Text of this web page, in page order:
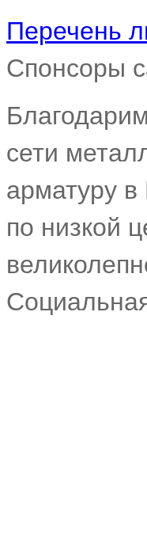
Перечень
Спонсоры
сети
арматуру
по низкой